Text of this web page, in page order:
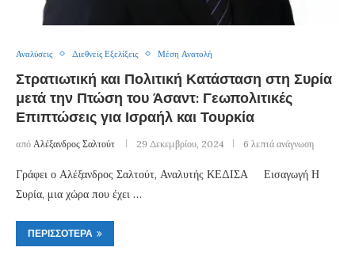
Αναλύσεις Διεθνείς Εξελίξεις Μέση Ανατολή
Στρατιωτική και Πολιτική Κατάσταση στη Συρία
μετά την Πτώση του Άσαντ: Γεωπολιτικές
Επιπτώσεις για Ισραήλ και Τουρκία
από Αλέξανδρος Σαλτούτ 29 Δεκεμβρίου, 2024 6 λεπτά ανάγνωση
Γράφει ο Αλέξανδρος Σαλτούτ, Αναλυτής ΚΕΔΙΣΑ Εισαγωγή Η
Συρία, μια χώρα που έχει …
ΠΕΡΙΣΣΌΤΕΡΑ